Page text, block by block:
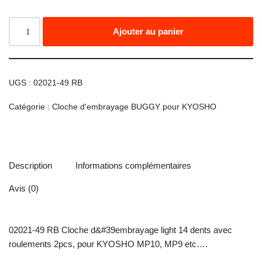
Ajouter au panier
UGS : 02021-49 RB
Catégorie : Cloche d'embrayage BUGGY pour KYOSHO
Description Informations complémentaires
Avis (0)
02021-49 RB Cloche d&#39embrayage light 14 dents avec
roulements 2pcs, pour KYOSHO MP10, MP9 etc….